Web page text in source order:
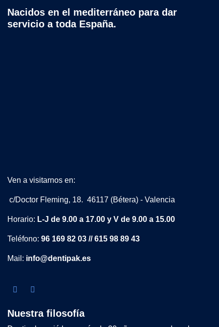
Nacidos en el mediterráneo para dar
servicio a toda España.
Ven a visitarnos en:
c/Doctor Fleming, 18. 46117 (Bétera) - Valencia
Horario: L-J de 9.00 a 17.00 y V de 9.00 a 15.00
Teléfono: 96 169 82 03 // 615 98 89 43
Mail: info@dentipak.es
Nuestra filosofía